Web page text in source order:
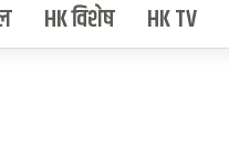
HK विशेष HK TV